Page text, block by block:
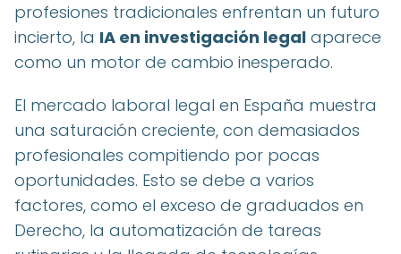
profesiones tradicionales enfrentan un futuro
incierto, la IA en investigación legal aparece
como un motor de cambio inesperado.
El mercado laboral legal en España muestra
una saturación creciente, con demasiados
profesionales compitiendo por pocas
oportunidades. Esto se debe a varios
factores, como el exceso de graduados en
Derecho, la automatización de tareas